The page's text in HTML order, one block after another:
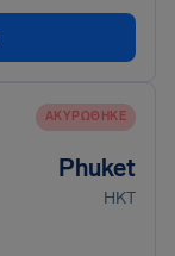
ΑΚΥΡΏΘΗΚΕ
Phuket
HKT